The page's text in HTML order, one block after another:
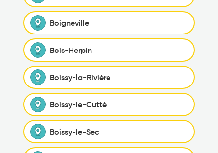
Boigneville
Bois-Herpin
Boissy-la-Rivière
Boissy-le-Cutté
Boissy-le-Sec